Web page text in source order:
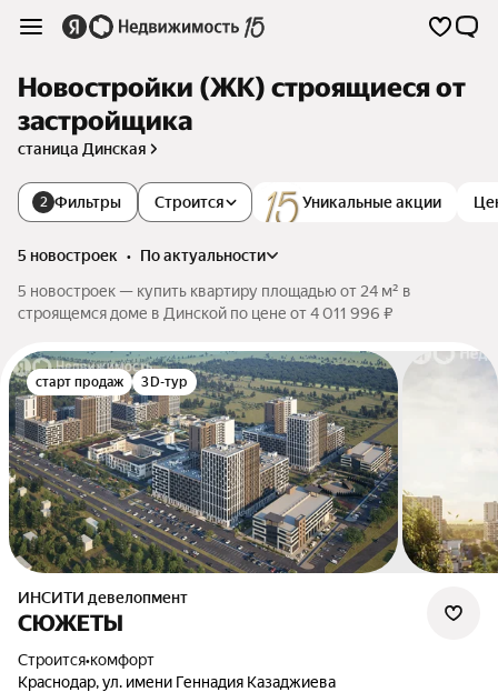
Новостройки (ЖК) строящиеся от
застройщика
станица Динская
2 Фильтры Уникальные акции
Строится
5 новостроек •
по актуальности
5 новостроек — купить квартиру площадью от 24 м² в
строящемся доме в Динской по цене от 4 011 996 ₽
старт продаж 3D-тур
ИНСИТИ девелопмент
СЮЖЕТЫ
Строится•комфорт
Краснодар, ул. имени Геннадия Казаджиева